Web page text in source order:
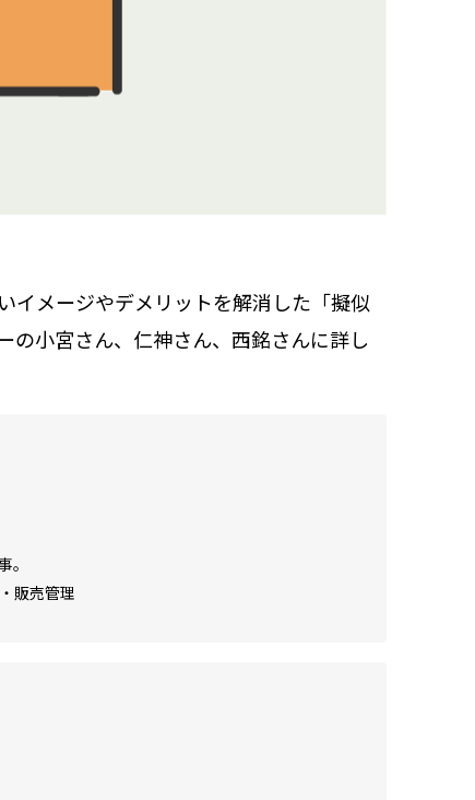
イメージやデメリットを解消した「擬似
の小宮さん、仁神さん、西銘さんに詳し
販売管理